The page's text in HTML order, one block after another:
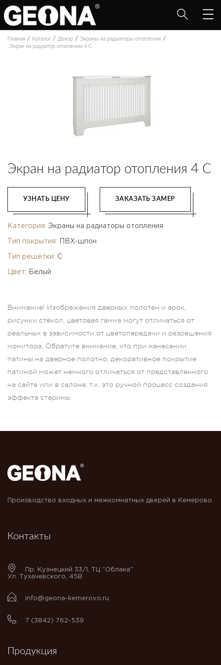
Главная / Каталог / Декор / Экраны на радиаторы отопления /
Экран на радиатор отопления 4 C
Экран на радиатор отопления 4 C
УЗНАТЬ ЦЕНУ ЗАКАЗАТЬ ЗАМЕР
Категория: Экраны на радиаторы отопления
Тип покрытия: ПВХ-шпон
Тип решетки: C
Цвет: Белый
Внимание! Изображения дверных полотен и арок,
рисунки стёкол, цветовая гамма могут отличаться от
реальных в зависимости от цветопередачи и разрешения
монитора. Обратите внимание, что при нанесении
патины на дверное полотно, декоративное покрытие
патиной может немного отличаться от представленного
на сайте или в салоне, т.к. это ручной процесс создания
эффекта старины.
Производство входных и межкомнатных дверей в Кемерово
Контакты
Пр. Кузнецкий 33/1, ТЦ "Облака"
Ул. Тухачевского, 45В
info@geona-kemerovo.ru
7 (3842) 762-539
Продукция